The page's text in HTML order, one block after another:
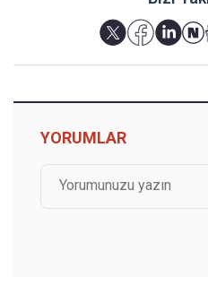
YORUMLAR